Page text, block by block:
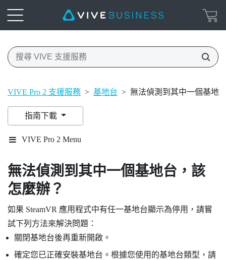
VIVE Pro 2 支援服務 > 基地台 > 無法偵測到其中一個基地
指南下載
VIVE Pro 2 Menu
無法偵測到其中一個基地台，該
怎麼辦？
如果 SteamVR 應用程式中有任一基地台顯示為停用，請嘗
試下列方法來解決問題：
關閉基地台後再重新開啟。
確定您已正確安裝基地台。根據您使用的基地台類型，請